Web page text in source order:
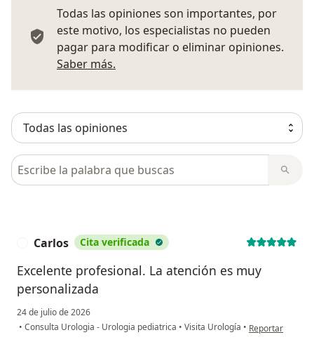
Todas las opiniones son importantes, por
este motivo, los especialistas no pueden
pagar para modificar o eliminar opiniones.
Saber más.
Busca en opiniones
Carlos Cita verificada
Excelente profesional. La atención es muy
personalizada
24 de julio de 2026
• Consulta Urologia - Urologia pediatrica • Visita Urología • en opinión del
Reportar